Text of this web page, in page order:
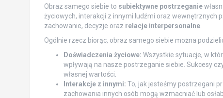
Obraz samego siebie to subiektywne postrzeganie
życiowych, interakcji z innymi ludźmi oraz wewnętrznych
zachowanie, decyzje oraz relacje interpersonalne.
Ogólnie rzecz biorąc, obraz samego siebie można
Doświadczenia życiowe: Wszystkie sytuacje, w
wpływają na nasze postrzeganie siebie. Sukcesy
własnej wartości.
Interakcje z innymi: To, jak jesteśmy postrzegani
zachowania innych osób mogą wzmacniać lub